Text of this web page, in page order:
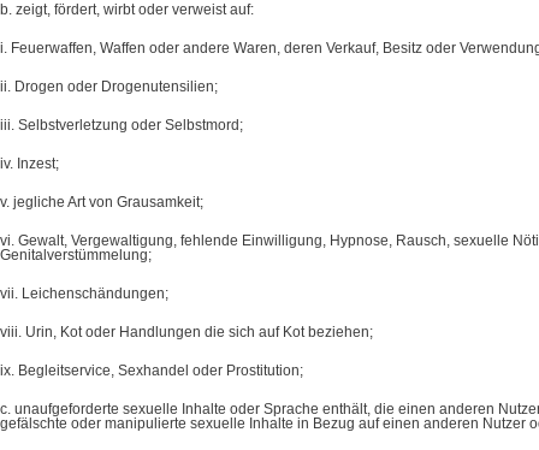
b. zeigt, fördert, wirbt oder verweist auf:
i. Feuerwaffen, Waffen oder andere Waren, deren Verkauf, Besitz oder
ii. Drogen oder Drogenutensilien;
iii. Selbstverletzung oder Selbstmord;
iv. Inzest;
v. jegliche Art von Grausamkeit;
vi. Gewalt, Vergewaltigung, fehlende Einwilligung, Hypnose, Rausch, sexuelle
Genitalverstümmelung;
vii. Leichenschändungen;
viii. Urin, Kot oder Handlungen die sich auf Kot beziehen;
ix. Begleitservice, Sexhandel oder Prostitution;
c. unaufgeforderte sexuelle Inhalte oder Sprache enthält, die einen anderen
gefälschte oder manipulierte sexuelle Inhalte in Bezug auf einen anderen Nutzer